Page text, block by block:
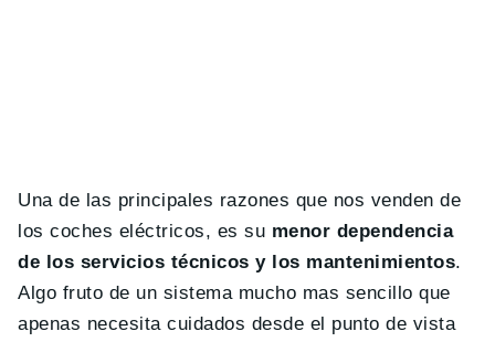
Una de las principales razones que nos venden de
los coches eléctricos, es su menor dependencia
de los servicios técnicos y los mantenimientos.
Algo fruto de un sistema mucho mas sencillo que
apenas necesita cuidados desde el punto de vista